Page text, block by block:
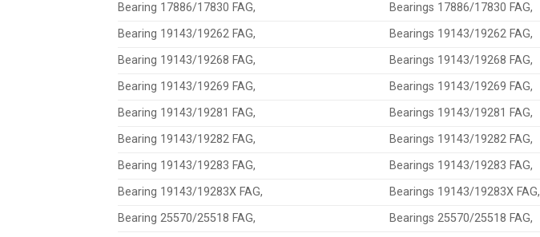
Bearing 17886/17830 FAG,
Bearings 17886/17830 FAG,
Bearing 19143/19262 FAG,
Bearings 19143/19262 FAG,
Bearing 19143/19268 FAG,
Bearings 19143/19268 FAG,
Bearing 19143/19269 FAG,
Bearings 19143/19269 FAG,
Bearing 19143/19281 FAG,
Bearings 19143/19281 FAG,
Bearing 19143/19282 FAG,
Bearings 19143/19282 FAG,
Bearing 19143/19283 FAG,
Bearings 19143/19283 FAG,
Bearing 19143/19283X FAG,
Bearings 19143/19283X FAG,
Bearing 25570/25518 FAG,
Bearings 25570/25518 FAG,